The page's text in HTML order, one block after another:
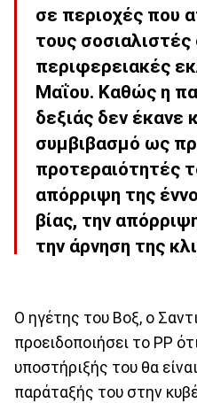
σε περιοχές που
τους σοσιαλιστές
περιφερειακές
Μαΐου. Καθώς η
δεξιάς δεν έκανε
συμβιβασμό ως
προτεραιότητές
απόρριψη της
βίας, την
την άρνηση της
Ο ηγέτης του Βοξ, ο
προειδοποιήσει το PP
υποστήριξής του θα
παράταξής του στην